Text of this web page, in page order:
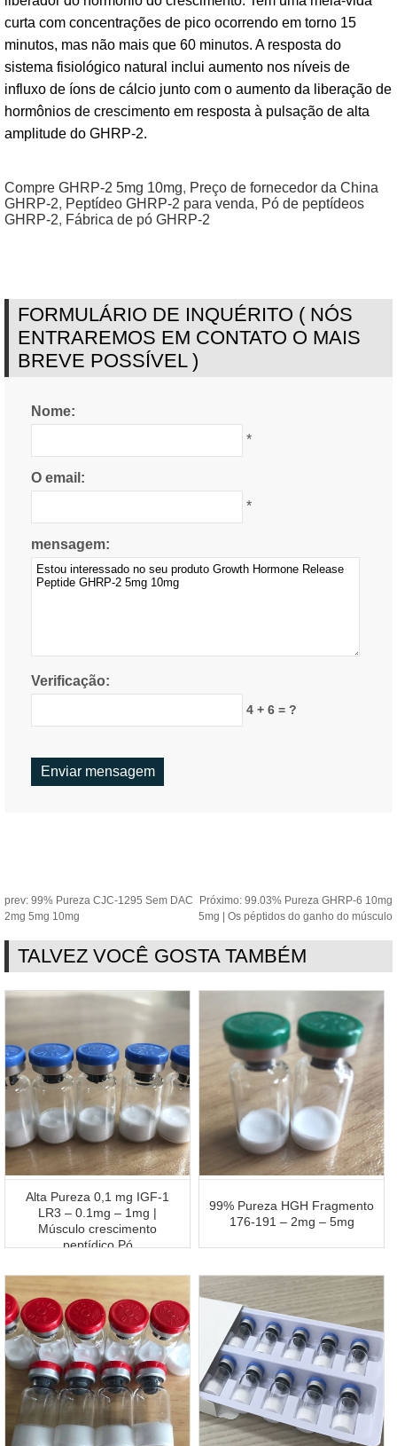
curta com concentrações de pico ocorrendo em torno 15
minutos, mas não mais que 60 minutos. A resposta do
sistema fisiológico natural inclui aumento nos níveis de
influxo de íons de cálcio junto com o aumento da liberação de
hormônios de crescimento em resposta à pulsação de alta
amplitude do GHRP-2.
Compre GHRP-2 5mg 10mg, Preço de fornecedor da China
GHRP-2, Peptídeo GHRP-2 para venda, Pó de peptídeos
GHRP-2, Fábrica de pó GHRP-2
FORMULÁRIO DE INQUÉRITO ( NÓS
ENTRAREMOS EM CONTATO O MAIS
BREVE POSSÍVEL )
Nome:
*
O email:
*
mensagem:
Verificação:
4 + 6 = ?
prev: 99% Pureza CJC-1295 Sem DAC
2mg 5mg 10mg
Próximo: 99.03% Pureza GHRP-6 10mg
5mg | Os péptidos do ganho do músculo
TALVEZ VOCÊ GOSTA TAMBÉM
Alta Pureza 0,1 mg IGF-1
LR3 – 0.1mg – 1mg |
Músculo crescimento
peptídico Pó
99% Pureza HGH Fragmento
176-191 – 2mg – 5mg